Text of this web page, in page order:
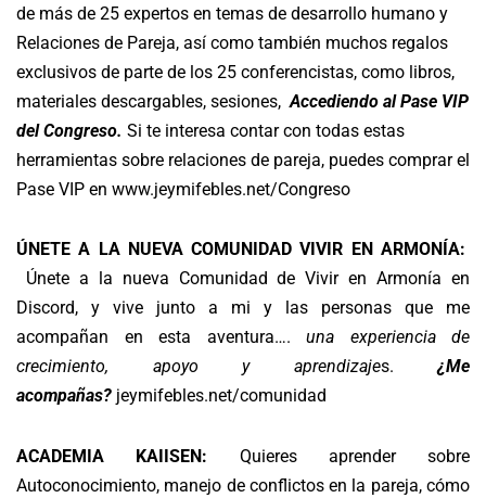
de más de 25 expertos en temas de desarrollo humano y
Relaciones de Pareja, así como también muchos regalos
exclusivos de parte de los 25 conferencistas, como libros,
materiales descargables, sesiones, Accediendo al Pase VIP
del Congreso. Si te interesa contar con todas estas
herramientas sobre relaciones de pareja, puedes comprar el
Pase VIP en www.jeymifebles.net/Congreso
ÚNETE A LA NUEVA COMUNIDAD VIVIR EN ARMONÍA:
Únete a la nueva Comunidad de Vivir en Armonía en
Discord, y vive junto a mi y las personas que me
acompañan en esta aventura…. una experiencia de
crecimiento, apoyo y aprendizajes.¿Me
acompañas? jeymifebles.net/comunidad
ACADEMIA KAIISEN: Quieres aprender sobre
Autoconocimiento, manejo de conflictos en la pareja, cómo